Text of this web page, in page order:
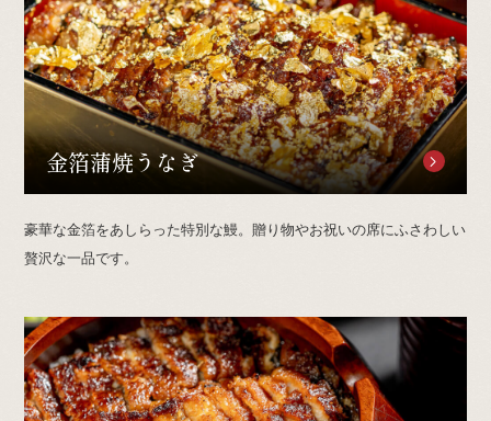
金箔蒲焼うなぎ
豪華な金箔をあしらった特別な鰻。贈り物やお祝いの席にふさわしい
贅沢な一品です。